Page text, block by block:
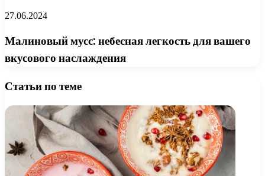
27.06.2024
Малиновый мусс: небесная легкость для вашего
вкусового наслаждения
Статьи по теме